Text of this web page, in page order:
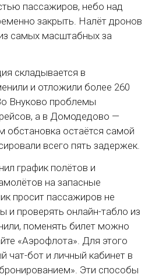
пассажиров, небо над
закрыть. Налёт дронов
самых масштабных за
складывается в
и отложили более 260
Внуково проблемы
а в Домодедово —
обстановка остаётся самой
всего пять задержек.
график полётов и
на запасные
просит пассажиров не
и проверять онлайн-табло из
поменять билет можно
«Аэрофлота». Для этого
чат-бот и личный кабинет в
Эти способы